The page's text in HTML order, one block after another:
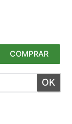
COMPRAR